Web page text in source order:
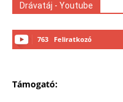
Drávatáj - Youtube
763 Feliratkozó
Támogató: